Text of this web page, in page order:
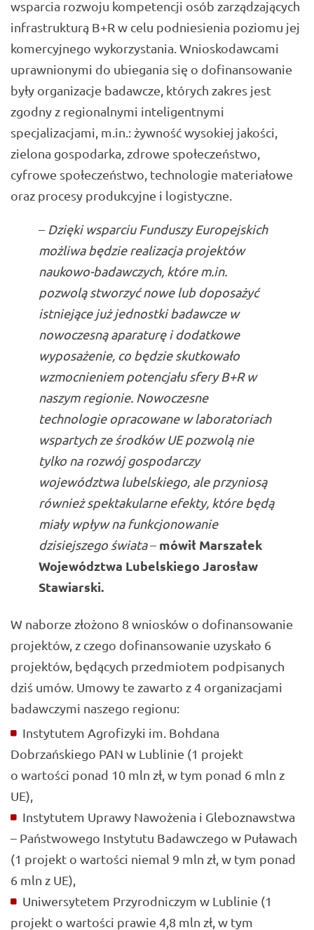
wsparcia rozwoju kompetencji osób zarządzających
infrastrukturą B+R w celu podniesienia poziomu jej
komercyjnego wykorzystania. Wnioskodawcami
uprawnionymi do ubiegania się o dofinansowanie
były organizacje badawcze, których zakres jest
zgodny z regionalnymi inteligentnymi
specjalizacjami, m.in.: żywność wysokiej jakości,
zielona gospodarka, zdrowe społeczeństwo,
cyfrowe społeczeństwo, technologie materiałowe
oraz procesy produkcyjne i logistyczne.
– Dzięki wsparciu Funduszy Europejskich
możliwa będzie realizacja projektów
naukowo-badawczych, które m.in.
pozwolą stworzyć nowe lub doposażyć
istniejące już jednostki badawcze w
nowoczesną aparaturę i dodatkowe
wyposażenie, co będzie skutkowało
wzmocnieniem potencjału sfery B+R w
naszym regionie. Nowoczesne
technologie opracowane w laboratoriach
wspartych ze środków UE pozwolą nie
tylko na rozwój gospodarczy
województwa lubelskiego, ale przyniosą
również spektakularne efekty, które będą
miały wpływ na funkcjonowanie
dzisiejszego świata– mówił Marszałek
Województwa Lubelskiego Jarosław
Stawiarski.
W naborze złożono 8 wniosków o dofinansowanie
projektów, z czego dofinansowanie uzyskało 6
projektów, będących przedmiotem podpisanych
dziś umów. Umowy te zawarto z 4 organizacjami
badawczymi naszego regionu:
Instytutem Agrofizyki im. Bohdana
Dobrzańskiego PAN w Lublinie (1 projekt
o wartości ponad 10 mln zł, w tym ponad 6 mln z
UE),
Instytutem Uprawy Nawożenia i Gleboznawstwa
– Państwowego Instytutu Badawczego w Puławach
(1 projekt o wartości niemal 9 mln zł, w tym ponad
6 mln z UE),
Uniwersytetem Przyrodniczym w Lublinie (1
projekt o wartości prawie 4,8 mln zł, w tym